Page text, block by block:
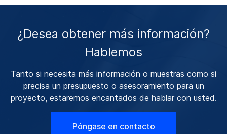
¿Desea obtener más información?
Hablemos
Tanto si necesita más información o muestras como si
precisa un presupuesto o asesoramiento para un
proyecto, estaremos encantados de hablar con usted.
Póngase en contacto